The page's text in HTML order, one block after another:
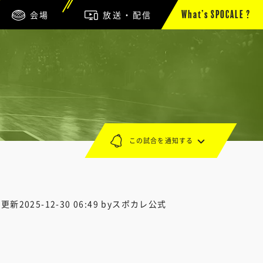
会場 放送・配信 What’s SPOCALE ?
新2025-12-30 06:49 byスポカレ公式
この試合を通知する